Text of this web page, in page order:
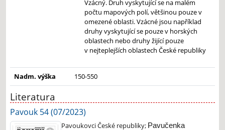
Vzácný. Druh vyskytující se na malém
počtu mapových polí, většinou pouze v
omezené oblasti. Vzácné jsou například
druhy vyskytující se pouze v horských
oblastech nebo druhy žijící pouze
v nejteplejších oblastech České republiky
Nadm. výška 150-550
Literatura
Pavouk 54 (07/2023)
Pavoukovci České republiky; Pavučenka